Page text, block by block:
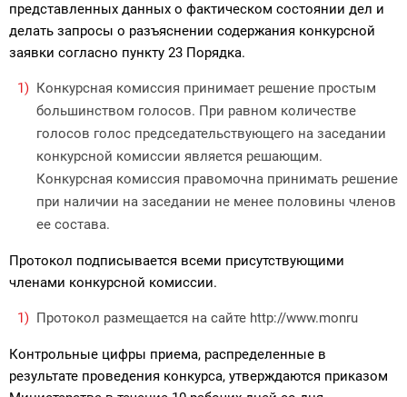
представленных данных о фактическом состоянии дел и
делать запро­сы о разъяснении содержания конкурсной
заявки согласно пункту 23 Порядка.
Конкурсная комиссия принимает решение простым
большинством голосов. При равном количестве
голосов голос председательствующего на заседании
конкурсной комиссии является решающим.
Конкурсная комиссия право­мочна принимать решение
при наличии на заседании не менее половины чле­нов
ее состава.
Протокол подписывается всеми присутствующими
членами конкурсной комиссии.
Протокол размещается на сайте http://www.monru
Контрольные цифры приема, распределенные в
результате проведения конкурса, утверждаются приказом